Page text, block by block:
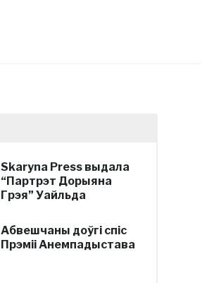
Skaryna Press выдала
“Партрэт Дорыяна
Грэя” Уайльда
Абвешчаны доўгі спіс
Прэміі Анемпадыстава